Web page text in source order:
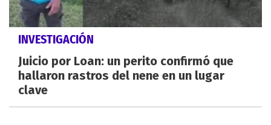
INVESTIGACIÓN
Juicio por Loan: un perito confirmó que
hallaron rastros del nene en un lugar
clave